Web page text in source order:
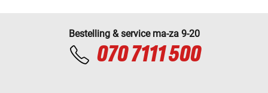
Bestelling & service ma-za 9-20
070 7111 500